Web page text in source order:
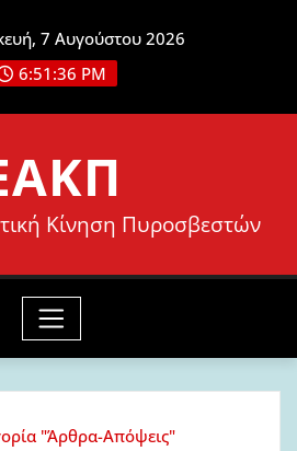
7 Αυγούστου 2026
6:51:38 PM
Κίνηση Πυροσβεστών
"Άρθρα-Απόψεις"